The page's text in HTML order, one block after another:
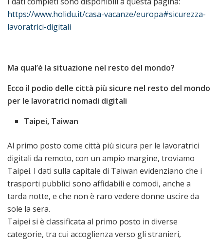
https://www.holidu.it/casa-vacanze/europa#sicurezza-
lavoratrici-digitali
Ma qual’è la situazione nel resto del mondo?
Ecco il podio delle città più sicure nel resto del mondo
per le lavoratrici nomadi digitali
Taipei, Taiwan
Al primo posto come città più sicura per le lavoratrici
digitali da remoto, con un ampio margine, troviamo
Taipei. I dati sulla capitale di Taiwan evidenziano che i
trasporti pubblici sono affidabili e comodi, anche a
tarda notte, e che non è raro vedere donne uscire da
sole la sera.
Taipei si è classificata al primo posto in diverse
categorie, tra cui accoglienza verso gli stranieri,